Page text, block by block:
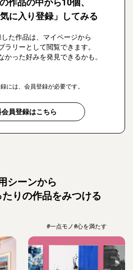
作品の中から10個、
に入り登録」してみる
た作品は、マイページから
ラリーとして閲覧できます。
かった好みを発見できるかも。
には、会員登録が必要です。
員登録はこちら
シーンから
りの作品をみつける
#一点モノ#心を満たす